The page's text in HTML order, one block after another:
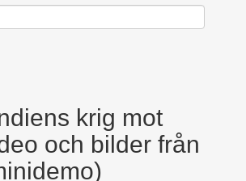
krig mot
och bilder från